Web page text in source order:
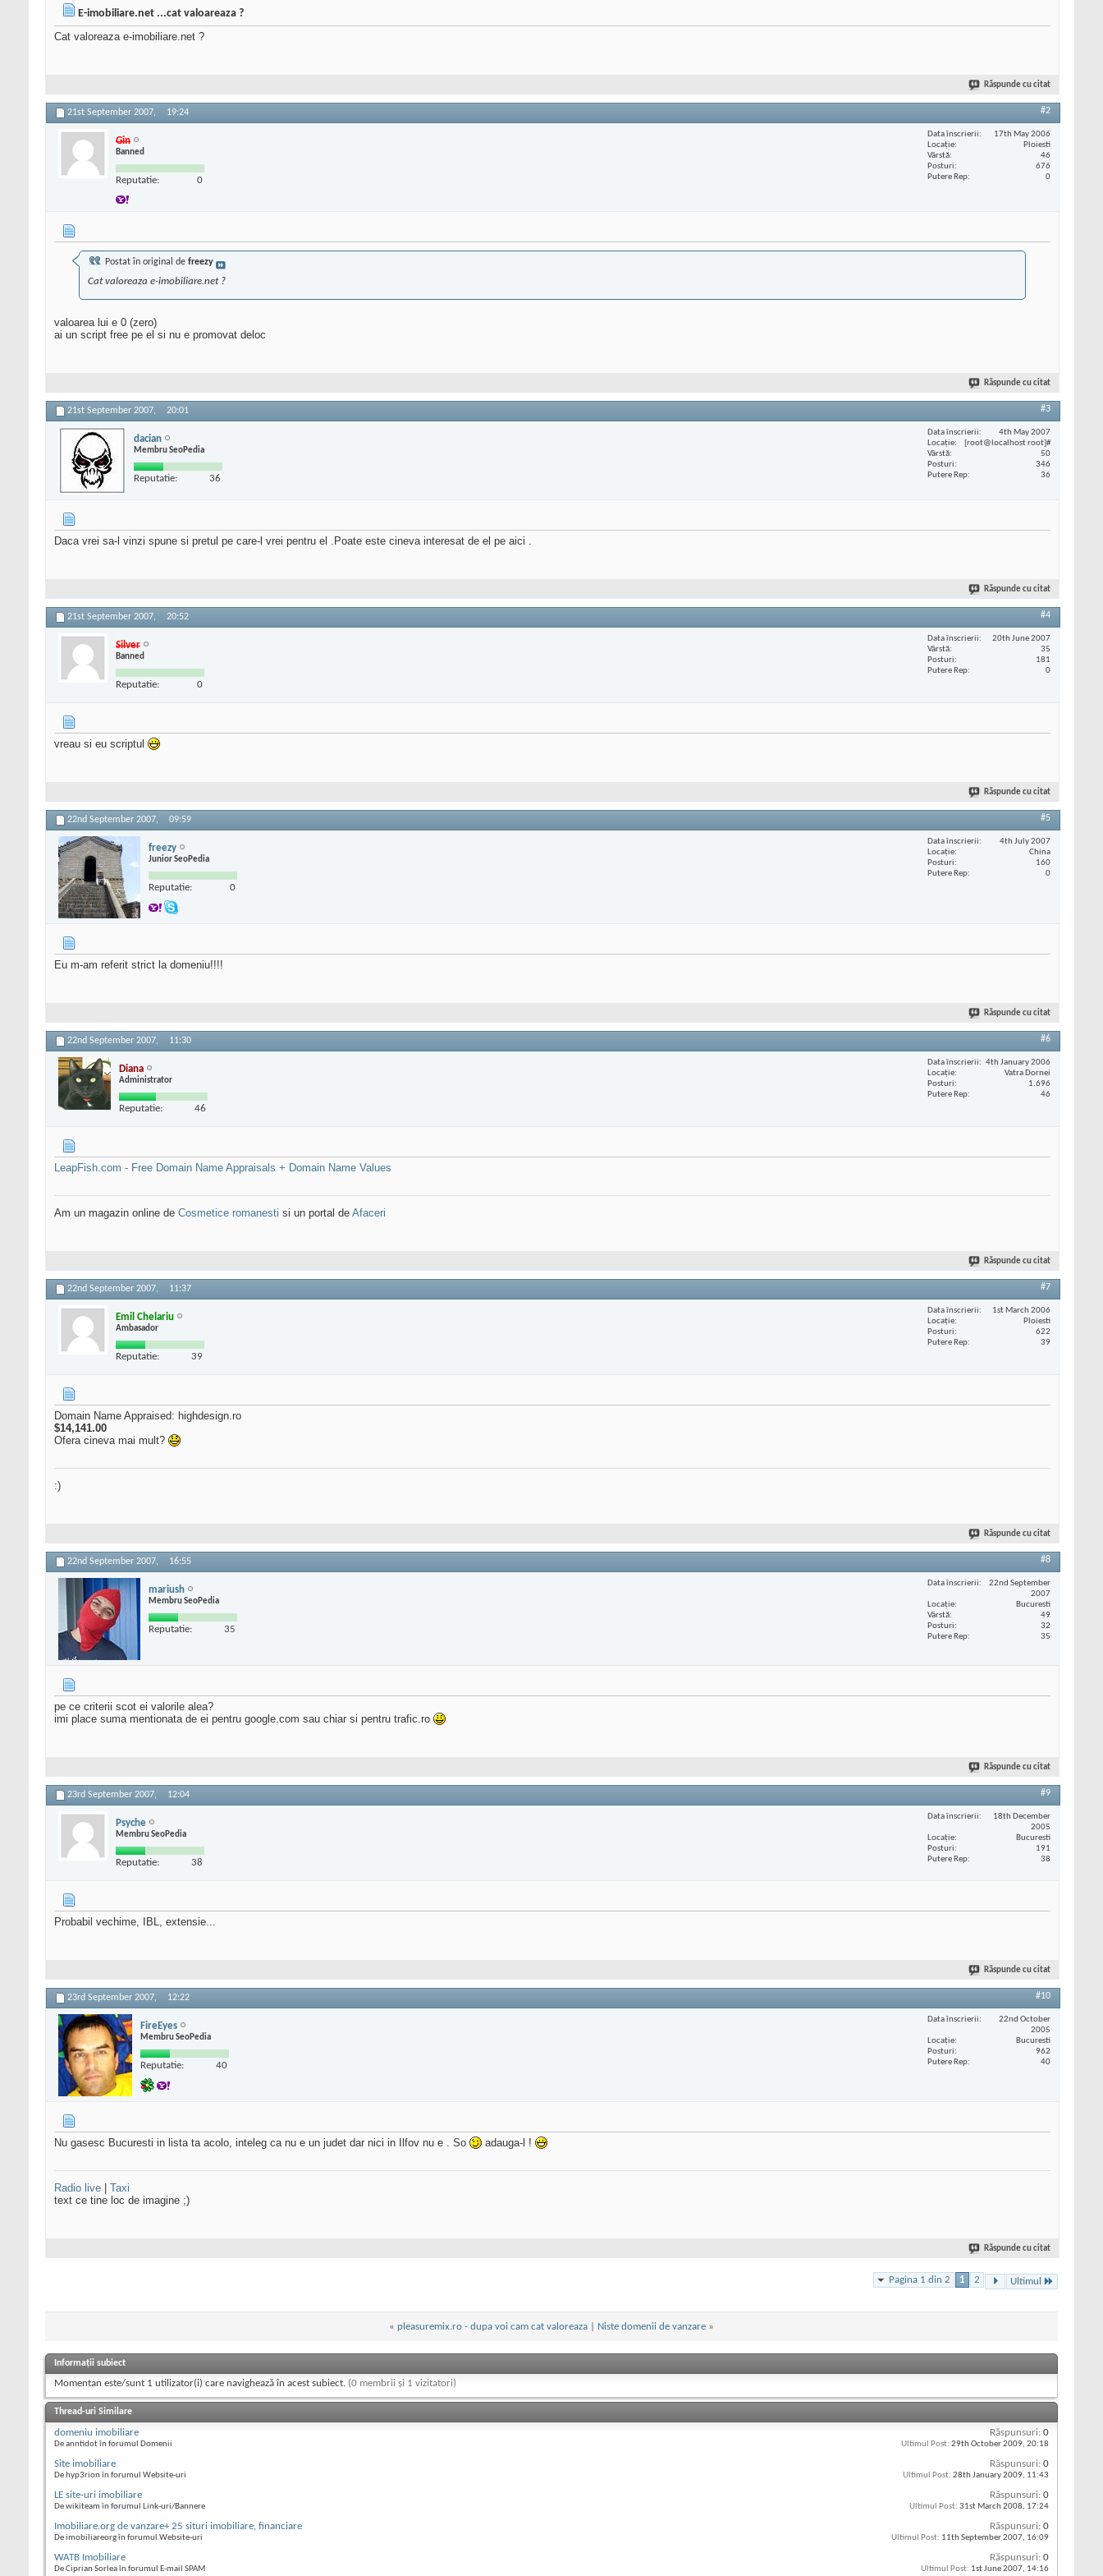
E-imobiliare.net ...cat valoareaza ?
Cat valoreaza e-imobiliare.net ?
Răspunde cu citat
21st September 2007, 19:24 #2
Gin
Banned
Reputatie: 0
Data înscrierii
17th May 2006
Locaţie
Ploiesti
Vârstă
46
Posturi
676
Putere Rep
0
Postat în original de freezy
Cat valoreaza e-imobiliare.net ?
valoarea lui e 0 (zero)
ai un script free pe el si nu e promovat deloc
Răspunde cu citat
21st September 2007, 20:01 #3
dacian
Membru SeoPedia
Reputatie: 36
Data înscrierii
4th May 2007
Locaţie
[root@localhost root]#
Vârstă
50
Posturi
346
Putere Rep
36
Daca vrei sa-l vinzi spune si pretul pe care-l vrei pentru el .Poate este cineva interesat de el pe aici .
Răspunde cu citat
21st September 2007, 20:52 #4
Silver
Banned
Reputatie: 0
Data înscrierii
20th June 2007
Vârstă
35
Posturi
181
Putere Rep
0
vreau si eu scriptul
Răspunde cu citat
22nd September 2007, 09:59 #5
freezy
Junior SeoPedia
Reputatie: 0
Data înscrierii
4th July 2007
Locaţie
China
Posturi
160
Putere Rep
0
Eu m-am referit strict la domeniu!!!!
Răspunde cu citat
22nd September 2007, 11:30 #6
Diana
Administrator
Reputatie: 46
Data înscrierii
4th January 2006
Locaţie
Vatra Dornei
Posturi
1.696
Putere Rep
46
LeapFish.com - Free Domain Name Appraisals + Domain Name Values
Am un magazin online de Cosmetice romanesti si un portal de Afaceri
Răspunde cu citat
22nd September 2007, 11:37 #7
Emil Chelariu
Ambasador
Reputatie: 39
Data înscrierii
1st March 2006
Locaţie
Ploiesti
Posturi
622
Putere Rep
39
Domain Name Appraised: highdesign.ro
$14,141.00
Ofera cineva mai mult?
:)
Răspunde cu citat
22nd September 2007, 16:55 #8
mariush
Membru SeoPedia
Reputatie: 35
Data înscrierii
22nd September
2007
Locaţie
Bucuresti
Vârstă
49
Posturi
32
Putere Rep
35
pe ce criterii scot ei valorile alea?
imi place suma mentionata de ei pentru google.com sau chiar si pentru trafic.ro
Răspunde cu citat
23rd September 2007, 12:04 #9
Psyche
Membru SeoPedia
Reputatie: 38
Data înscrierii
18th December
2005
Locaţie
Bucuresti
Posturi
191
Putere Rep
38
Probabil vechime, IBL, extensie...
Răspunde cu citat
23rd September 2007, 12:22 #10
FireEyes
Membru SeoPedia
Reputatie: 40
Data înscrierii
22nd October
2005
Locaţie
Bucuresti
Posturi
962
Putere Rep
40
Nu gasesc Bucuresti in lista ta acolo, inteleg ca nu e un judet dar nici in Ilfov nu e . So adauga-l !
Radio live
Taxi
text ce tine loc de imagine ;)
Răspunde cu citat
Pagina 1 din 2 1 2 Ultimul
« pleasuremix.ro - dupa voi cam cat valoreaza Niste domenii de vanzare »
Informații subiect
Momentan este/sunt 1 utilizator(i) care navighează în acest subiect. (0 membrii și 1 vizitatori)
Thread-uri Similare
domeniu imobiliare
De anntidot în forumul Domenii
Răspunsuri: 0
Ultimul Post: 29th October 2009, 20:18
Site imobiliare
De hyp3rion în forumul Website-uri
Răspunsuri: 0
Ultimul Post: 28th January 2009, 11:43
LE site-uri imobiliare
De wikiteam în forumul Link-uri/Bannere
Răspunsuri: 0
Ultimul Post: 31st March 2008, 17:24
Imobiliare.org de vanzare+ 25 situri imobiliare, financiare
De imobiliareorg în forumul Website-uri
Răspunsuri: 0
Ultimul Post: 11th September 2007, 16:09
WATB Imobiliare
De Ciprian Sorlea în forumul E-mail SPAM
Răspunsuri: 0
Ultimul Post: 1st June 2007, 14:16